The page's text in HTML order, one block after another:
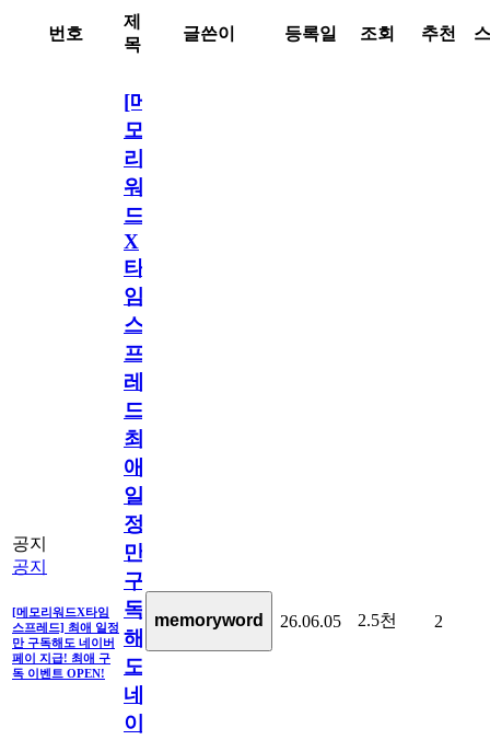
번호
제
목
글쓴이 등록일 조회 추천
공지
공지
[메모리워드X타임
스프레드] 최애 일정
만 구독해도 네이버
페이 지급! 최애 구
독 이벤트 OPEN!
[메
모
리
워
드
X
타
임
스
프
레
드]
최
애
일
정
만
구
독
해
도
네
이
memoryword 26.06.05 2.5천 2